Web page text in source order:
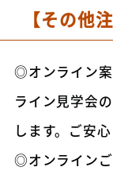
【その他
◎オンライン
ライン見学会
します。ご安心
◎オンライン